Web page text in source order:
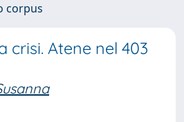
corpus
crisi. Atene nel 403